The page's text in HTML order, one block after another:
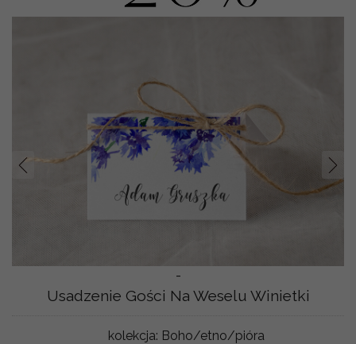
-
Prev
Usadzenie Gości Na Weselu Winietki
kolekcja: Boho/etno/pióra